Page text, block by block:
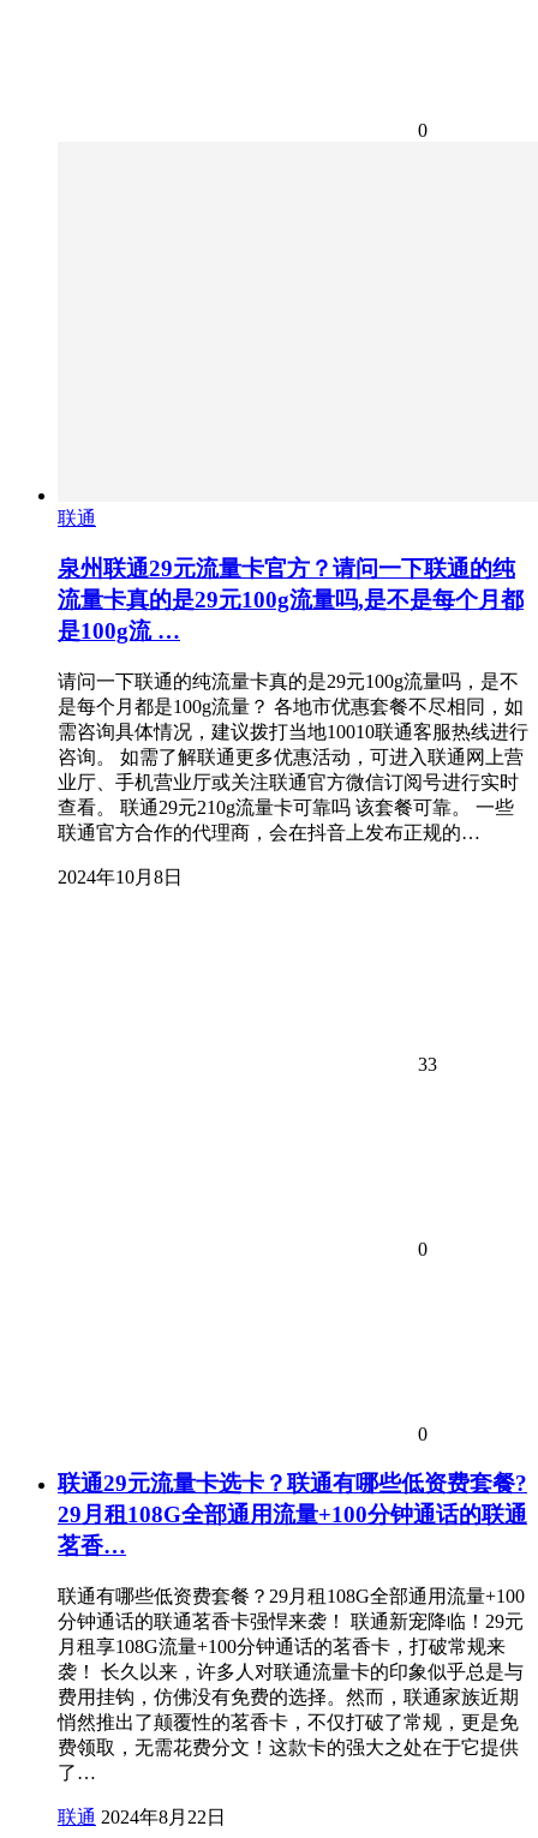
0
联通
泉州联通29元流量卡官方？请问一下联通的纯
流量卡真的是29元100g流量吗,是不是每个月都
是100g流 …
请问一下联通的纯流量卡真的是29元100g流量吗，是不
是每个月都是100g流量？ 各地市优惠套餐不尽相同，如
需咨询具体情况，建议拨打当地10010联通客服热线进行
咨询。 如需了解联通更多优惠活动，可进入联通网上营
业厅、手机营业厅或关注联通官方微信订阅号进行实时
查看。 联通29元210g流量卡可靠吗 该套餐可靠。 一些
联通官方合作的代理商，会在抖音上发布正规的…
2024年10月8日
33
0
0
联通29元流量卡选卡？联通有哪些低资费套餐?
29月租108G全部通用流量+100分钟通话的联通
茗香…
联通有哪些低资费套餐？29月租108G全部通用流量+100
分钟通话的联通茗香卡强悍来袭！ 联通新宠降临！29元
月租享108G流量+100分钟通话的茗香卡，打破常规来
袭！ 长久以来，许多人对联通流量卡的印象似乎总是与
费用挂钩，仿佛没有免费的选择。然而，联通家族近期
悄然推出了颠覆性的茗香卡，不仅打破了常规，更是免
费领取，无需花费分文！这款卡的强大之处在于它提供
了…
联通 2024年8月22日